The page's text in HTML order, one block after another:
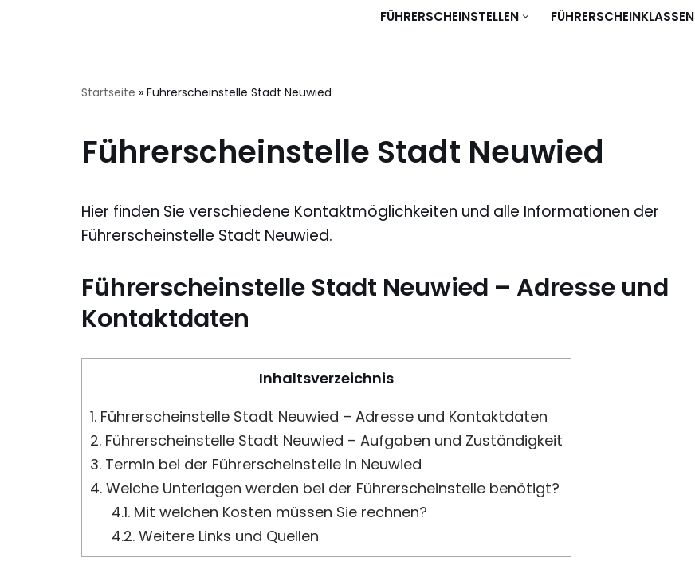
FÜHRERSCHEINSTELLEN FÜHRERSCHEINKLASSEN
Startseite » Führerscheinstelle Stadt Neuwied
Führerscheinstelle Stadt Neuwied
Hier finden Sie verschiedene Kontaktmöglichkeiten und alle Informationen der
Führerscheinstelle Stadt Neuwied.
Führerscheinstelle Stadt Neuwied – Adresse und
Kontaktdaten
Inhaltsverzeichnis
1. Führerscheinstelle Stadt Neuwied – Adresse und Kontaktdaten
2. Führerscheinstelle Stadt Neuwied – Aufgaben und Zuständigkeit
3. Termin bei der Führerscheinstelle in Neuwied
4. Welche Unterlagen werden bei der Führerscheinstelle benötigt?
4.1. Mit welchen Kosten müssen Sie rechnen?
4.2. Weitere Links und Quellen